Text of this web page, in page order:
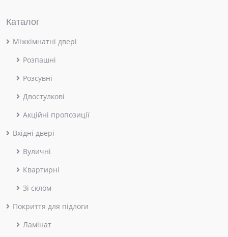
Каталог
Міжкімнатні двері
Розпашні
Розсувні
Двостулкові
Акційні пропозиції
Вхідні двері
Вуличні
Квартирні
Зі склом
Покриття для підлоги
Ламінат